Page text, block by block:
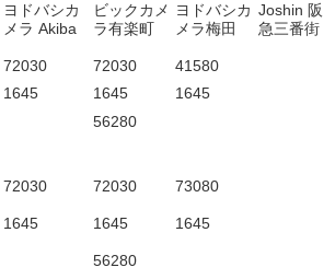
ヨドバシカ
メラ Akiba
ビックカメ
ラ有楽町
ヨドバシカ
メラ梅田
Joshin 阪
急三番街
72030 72030
41580
1645 1645
1645
56280
72030 72030
73080
1645 1645
1645
56280